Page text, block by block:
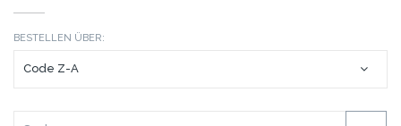
BESTELLEN ÜBER: